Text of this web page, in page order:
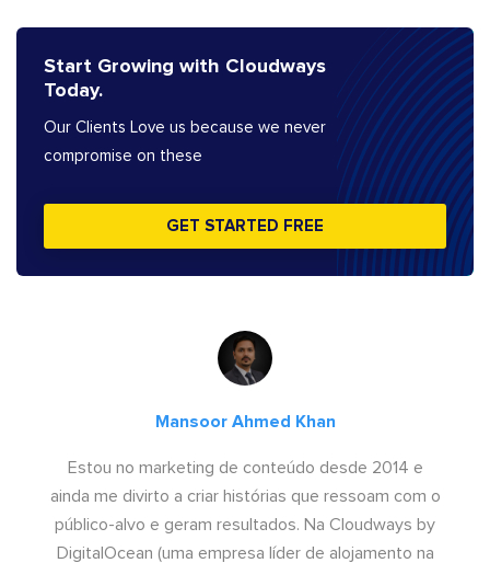
Start Growing with Cloudways
Today.
Our Clients Love us because we never
compromise on these
GET STARTED FREE
Mansoor Ahmed Khan
Estou no marketing de conteúdo desde 2014 e
ainda me divirto a criar histórias que ressoam com o
público-alvo e geram resultados. Na Cloudways by
DigitalOcean (uma empresa líder de alojamento na